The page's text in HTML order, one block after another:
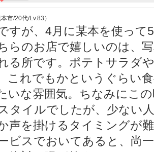
市/20代/Lv.83）
すが、4月に某本を使っ
らのお店で嬉しいのは、
る所です。ポテトサラダ
これでもかというぐらい
いな雰囲気。ちなみにこ
タイルでしたが、少ない
声を掛けるタイミングが
ビスでおいてあると、尚